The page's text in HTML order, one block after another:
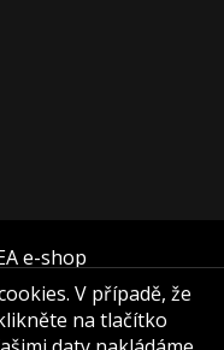
e-shop
V případě, že
na tlačítko